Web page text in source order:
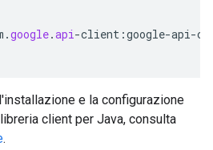
.google.api-client :google-api-
e la configurazione
client per Java, consulta
.